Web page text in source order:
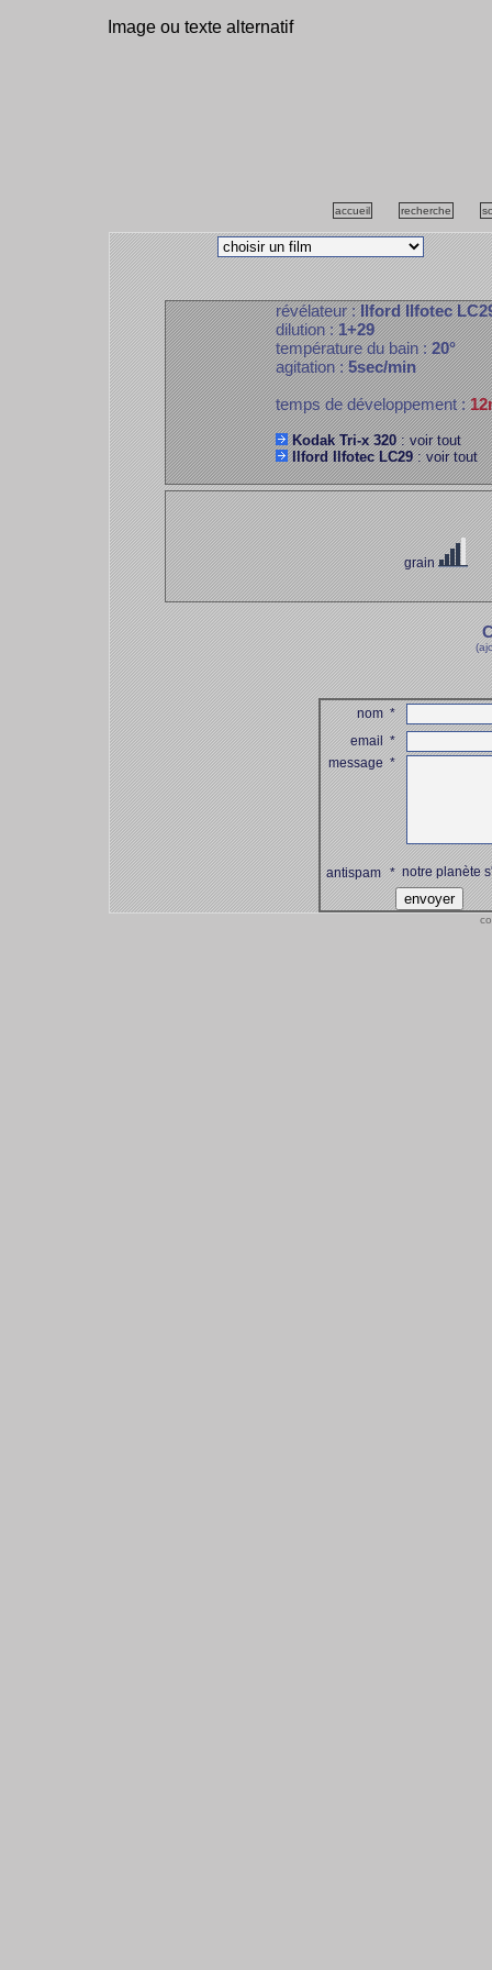
Image ou texte alternatif
accueil recherche
révélateur :Ilford Ilfotec
dilution :1+29
température du bain :20°
agitation :5sec/min
temps de développement :
Kodak Tri-x 320: voir tout
Ilford Ilfotec LC29: voir tout
grain
nom*
email*
message*
antispam *notre planète